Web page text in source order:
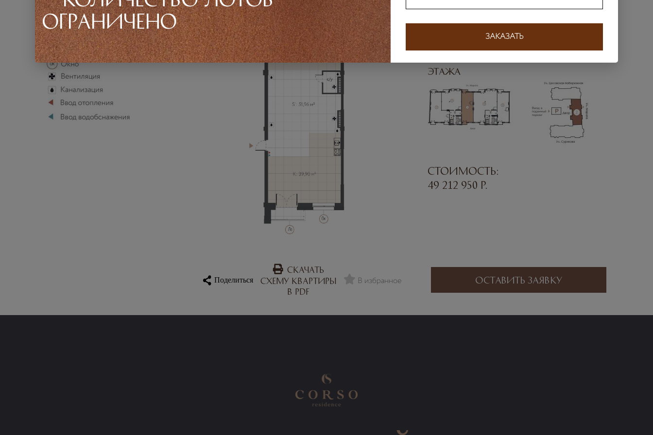
Вид на двор
Вид на воду не прямой
этажа
Стоимость:
49 212 950 р.
Поделиться
Скачать
схему квартиры
в PDF
В избранное Оставить заявку
ограничено
ЗАКАЗАТЬ